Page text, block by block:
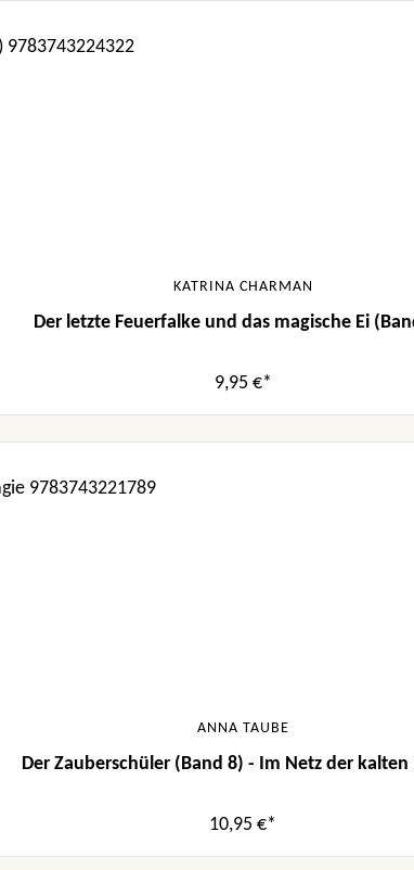
KATRINA CHARMAN
Der letzte Feuerfalke und das magische Ei
9,95 €*
ANNA TAUBE
Der Zauberschüler (Band 8) - Im Netz der kalten
10,95 €*